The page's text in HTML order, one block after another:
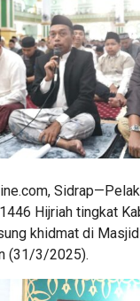
Hijriah tingkat
khidmat di
(31/3/2025).